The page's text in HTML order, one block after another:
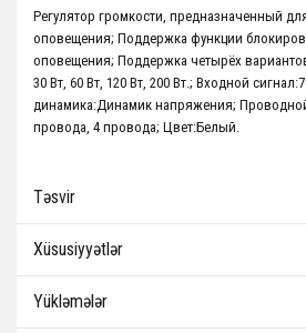
Регулятор громкости, предназначенный
оповещения; Поддержка функции
оповещения; Поддержка четырёх
30 Вт, 60 Вт, 120 Вт, 200 Вт.; Входной
динамика:Динамик напряжения;
провода, 4 провода; Цвет:Белый.
Təsvir
Xüsusiyyətlər
Yükləmələr